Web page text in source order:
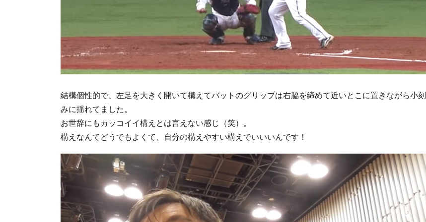
結構個性的で、左足を大きく開いて構えてバットのグリップは右脇を締めて近いとこに置きながら小刻
みに揺れてました。
お世辞にもカッコイイ構えとは言えない感じ（笑）。
構えなんてどうでもよくて、自分の構えやすい構えでいいいんです！